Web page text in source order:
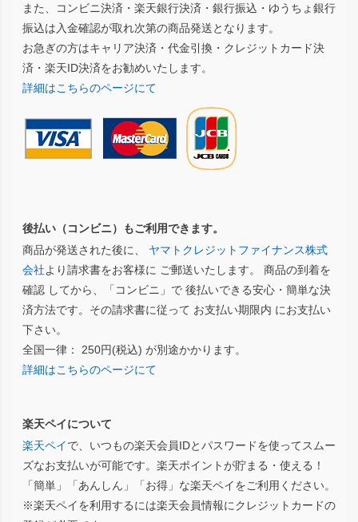
また、コンビニ決済・楽天銀行決済・銀行振込・ゆうちょ銀行
振込は入金確認が取れ次第の商品発送となります。
お急ぎの方はキャリア決済・代金引換・クレジットカード決
済・楽天ID決済をお勧めいたします。
詳細はこちらのページにて
後払い（コンビニ）もご利用できます。
商品が発送された後に、 ヤマトクレジットファイナンス株式
会社より請求書をお客様に ご郵送いたします。 商品の到着を
確認 してから、「コンビニ」で 後払いできる安心・簡単な決
済方法です。その請求書に従って お支払い期限内 にお支払い
下さい。
全国一律： 250円(税込) が別途かかります。
詳細はこちらのページにて
楽天ペイについて
楽天ペイで、いつもの楽天会員IDとパスワードを使ってスムー
ズなお支払いが可能です。楽天ポイントが貯まる・使える！
「簡単」「あんしん」「お得」な楽天ペイをご利用ください。
※楽天ペイを利用するには楽天会員情報にクレジットカードの